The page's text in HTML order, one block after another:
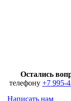
Остались
телефону +7 995-
Написать нам